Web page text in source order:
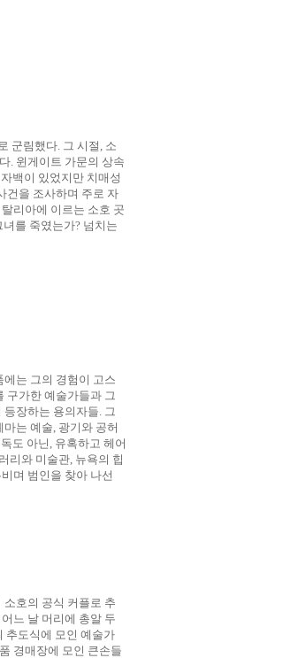
군림했다. 그 시절 소
. 윈게이트 가문의 상속
백이 있었지만 치매성
건을 조사하며 주로 자
리아에 이르는 소호 곳
녀를 죽였는가? 넘치는
에는 그의 경험이 고스
구가한 예술가들과 그
등장하는 용의자들. 그
마는 예술, 광기와 공허
도 아닌, 유혹하고 헤어
리와 미술관, 뉴욕의 힙
며 범인을 찾아 나선
호의 공식 커플로 추
느 날 머리에 총알 두
추도식에 모인 예술가
경매장에 모인 큰손들